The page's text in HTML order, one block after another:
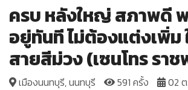
ครบ หลังใหญ่ สภาพดี
อยู่ทันที ไม่ต้องแต่งเพิ่ม
สายสีม่วง (เซนโทร รา
เมืองนนทบุรี, นนทบุรี 591 ครั้ง
02